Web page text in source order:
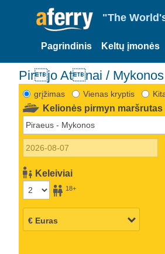
"The
Pagrindinis Keltų įmonės
Pirjo Atnai / Mykonos
grįžimas Vienas kryptis
Kelionės pirmyn maršrutas
Keleiviai
18+